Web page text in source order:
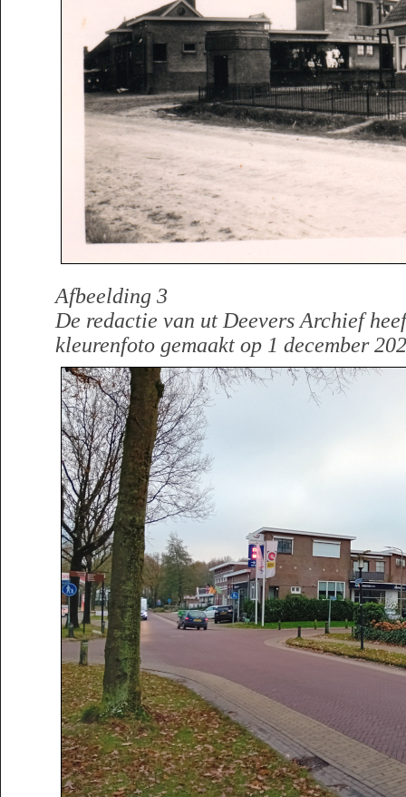
Afbeelding 3
De redactie van ut Deevers Archief
kleurenfoto gemaakt op 1 december